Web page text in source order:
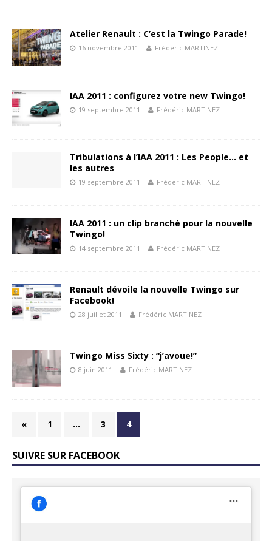
Atelier Renault : C’est la Twingo Parade!
16 novembre 2011 Frédéric MARTINEZ
IAA 2011 : configurez votre new Twingo!
19 septembre 2011 Frédéric MARTINEZ
Tribulations à l’IAA 2011 : Les People… et
les autres
19 septembre 2011 Frédéric MARTINEZ
IAA 2011 : un clip branché pour la nouvelle
Twingo!
14 septembre 2011 Frédéric MARTINEZ
Renault dévoile la nouvelle Twingo sur
Facebook!
28 juillet 2011 Frédéric MARTINEZ
Twingo Miss Sixty : “j’avoue!”
8 juin 2011 Frédéric MARTINEZ
« 1 … 3 4
SUIVRE SUR FACEBOOK